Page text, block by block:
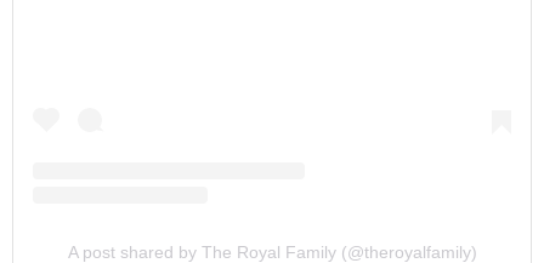
A post shared by The Royal Family (@theroyalfamily)